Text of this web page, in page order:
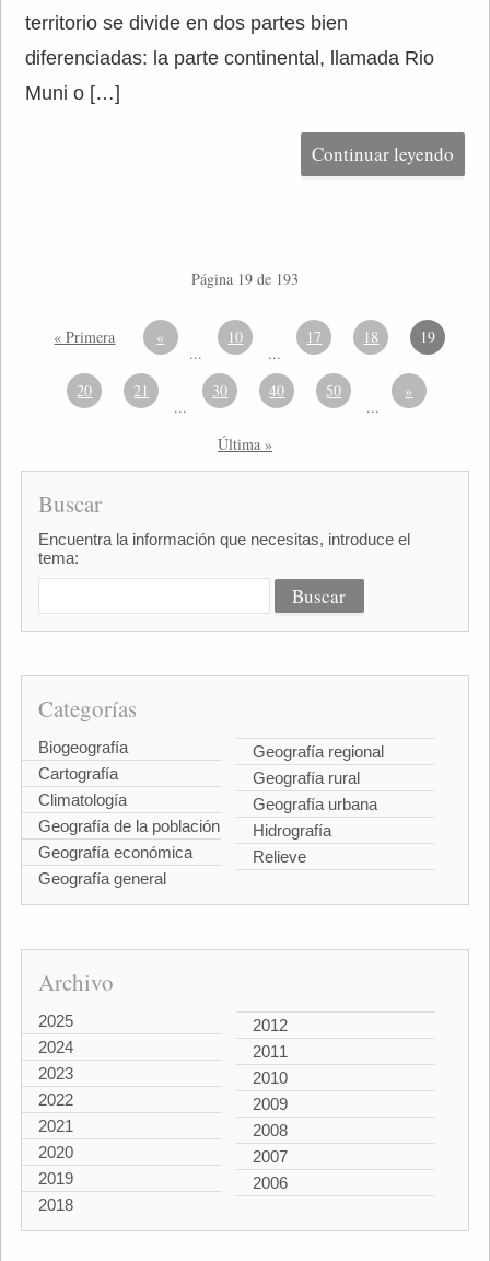
territorio se divide en dos partes bien
diferenciadas: la parte continental, llamada Rio
Muni o […]
Continuar leyendo
Página 19 de 193
« Primera «
...
10
...
17 18 19
20 21
...
30 40 50
...
»
Última »
Buscar
Encuentra la información que necesitas, introduce el
tema:
Categorías
Biogeografía
Cartografía
Climatología
Geografía de la población
Geografía económica
Geografía general
Geografía regional
Geografía rural
Geografía urbana
Hidrografía
Relieve
Archivo
2025
2024
2023
2022
2021
2020
2019
2018
2012
2011
2010
2009
2008
2007
2006